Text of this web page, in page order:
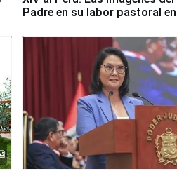
Padre en su labor pastoral